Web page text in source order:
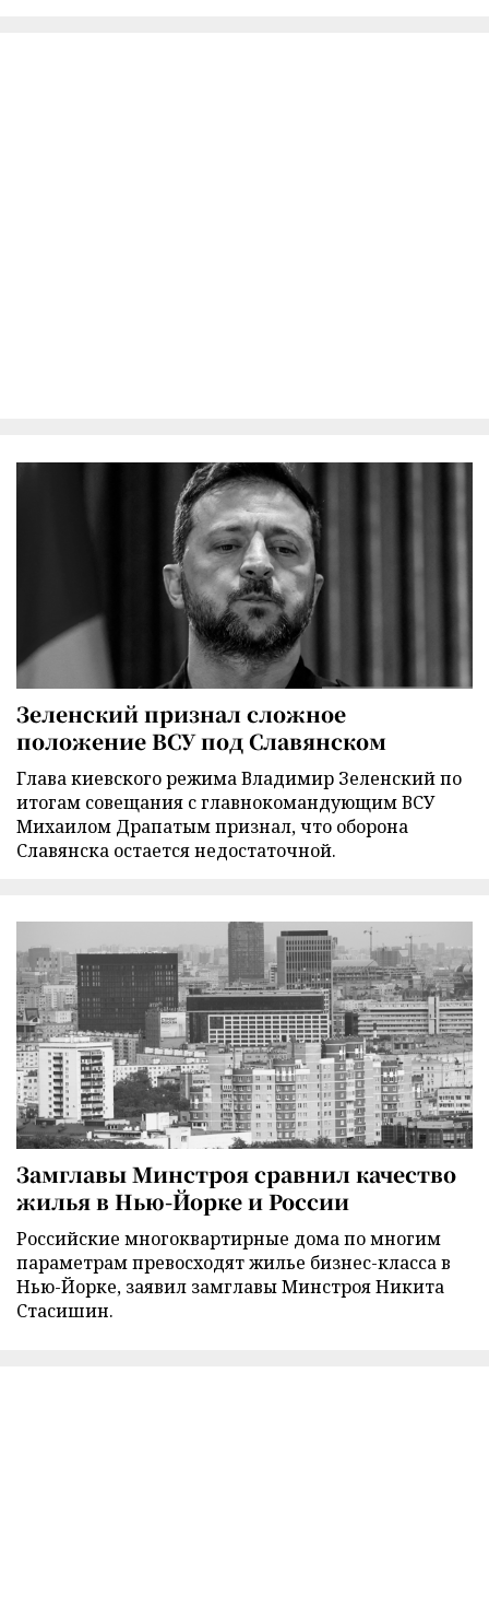
Зеленский признал сложное
положение ВСУ под Славянском
Глава киевского режима Владимир Зеленский по
итогам совещания с главнокомандующим ВСУ
Михаилом Драпатым признал, что оборона
Славянска остается недостаточной.
Замглавы Минстроя сравнил качество
жилья в Нью-Йорке и России
Российские многоквартирные дома по многим
параметрам превосходят жилье бизнес-класса в
Нью-Йорке, заявил замглавы Минстроя Никита
Стасишин.